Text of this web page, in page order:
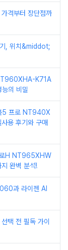
격부터 장단점까
기, 위치&middot;
K71A
의 비밀
5 프로 NT940X
용 후기와 구매
로H NT965XHW
완벽 분석!
과 라이젠 AI
택 전 필독 가이